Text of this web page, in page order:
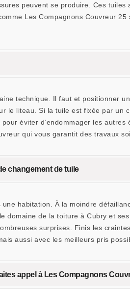
peuvent se produire. Ces tuiles
Les Compagnons Couvreur
technique. Il faut et positionner
le liteau. Si la tuile est fixée par un
éviter d’endommager les
qui vous garantit des travaux
changement de tuile
habitation. À la moindre
domaine de la toiture à Cubry et
surprises. Finis les
aussi avec les meilleurs pris
appel à Les Compagnons